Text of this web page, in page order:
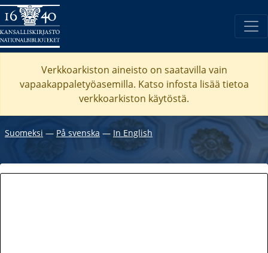
Verkkoarkiston aineisto on saatavilla vain
vapaakappaletyöasemilla. Katso infosta lisää tietoa
verkkoarkiston käytöstä.
Suomeksi ― På svenska ― In English